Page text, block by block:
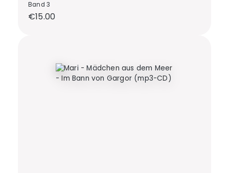
Band 3
Regular price:
€15.00